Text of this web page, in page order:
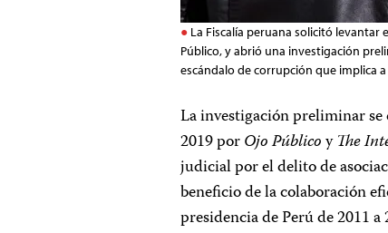
La Fiscalía peruana solicitó levantar
Público, y abrió una investigación
escándalo de corrupción que implica
La investigación preliminar
2019 porOjo PúblicoyThe
judicial por el delito de
beneficio de la colaboración
presidencia de Perú de 2011